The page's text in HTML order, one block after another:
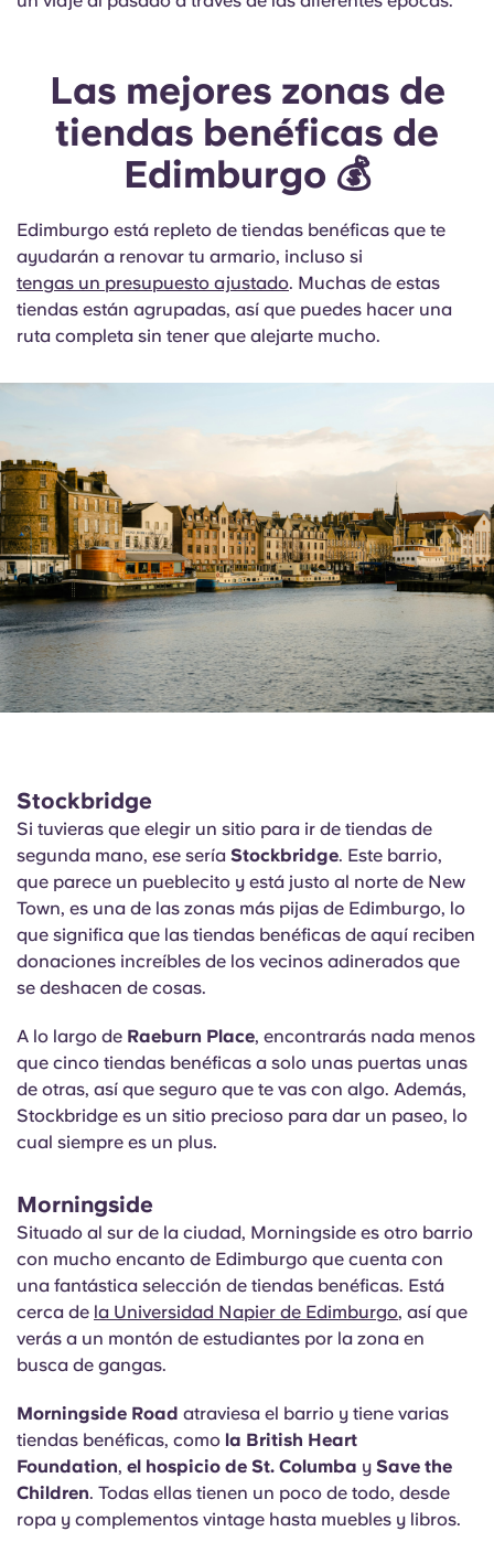
Las mejores zonas de
tiendas benéficas de
Edimburgo 💰
Edimburgo está repleto de tiendas benéficas que te
ayudarán a renovar tu armario, incluso si
tengas un presupuesto ajustado. Muchas de estas
tiendas están agrupadas, así que puedes hacer una
ruta completa sin tener que alejarte mucho.
Stockbridge
Si tuvieras que elegir un sitio para ir de tiendas de
segunda mano, ese sería Stockbridge. Este barrio,
que parece un pueblecito y está justo al norte de New
Town, es una de las zonas más pijas de Edimburgo, lo
que significa que las tiendas benéficas de aquí reciben
donaciones increíbles de los vecinos adinerados que
se deshacen de cosas.
A lo largo de Raeburn Place, encontrarás nada menos
que cinco tiendas benéficas a solo unas puertas unas
de otras, así que seguro que te vas con algo. Además,
Stockbridge es un sitio precioso para dar un paseo, lo
cual siempre es un plus.
Morningside
Situado al sur de la ciudad, Morningside es otro barrio
con mucho encanto de Edimburgo que cuenta con
una fantástica selección de tiendas benéficas. Está
cerca de la Universidad Napier de Edimburgo, así que
verás a un montón de estudiantes por la zona en
busca de gangas.
Morningside Road atraviesa el barrio y tiene varias
tiendas benéficas, como la British Heart
Foundation, el hospicio de St. Columba y Save the
Children. Todas ellas tienen un poco de todo, desde
ropa y complementos vintage hasta muebles y libros.